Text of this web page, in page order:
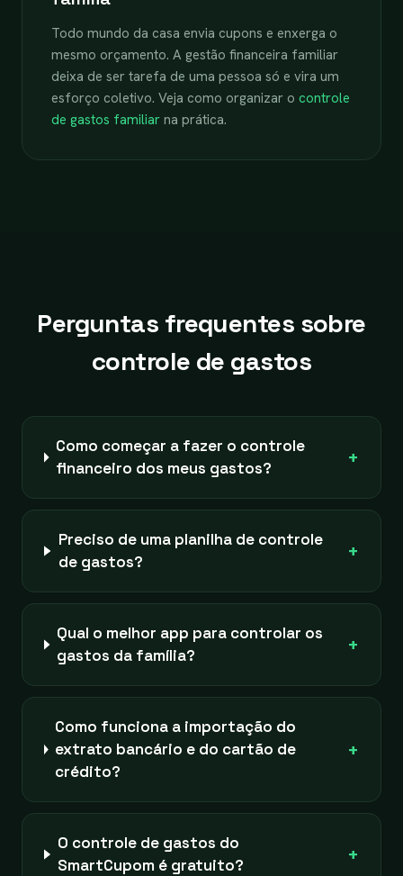
Todo mundo da casa envia cupons e enxerga o
mesmo orçamento. A gestão financeira familiar
deixa de ser tarefa de uma pessoa só e vira um
esforço coletivo. Veja como organizar o controle
de gastos familiar na prática.
Perguntas frequentes sobre
controle de gastos
Como começar a fazer o controle
financeiro dos meus gastos?
+
Preciso de uma planilha de controle
de gastos?
+
Qual o melhor app para controlar os
gastos da família?
+
Como funciona a importação do
extrato bancário e do cartão de
crédito?
+
O controle de gastos do
SmartCupom é gratuito?
+